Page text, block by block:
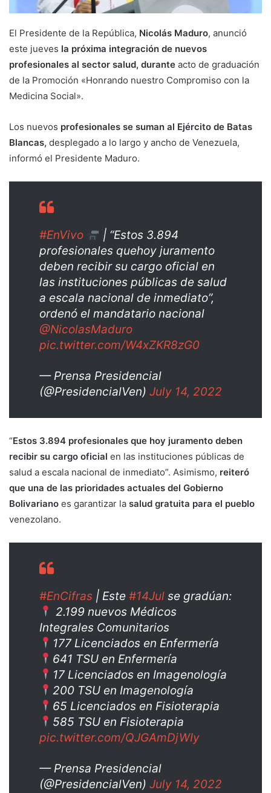
El Presidente de la República, Nicolás Maduro, anunció
este jueves la próxima integración de nuevos
profesionales al sector salud, durante acto de graduación
de la Promoción «Honrando nuestro Compromiso con la
Medicina Social».
Los nuevos profesionales se suman al Ejército de Batas
Blancas, desplegado a lo largo y ancho de Venezuela,
informó el Presidente Maduro.
#EnVivo
| “Estos 3.894
profesionales quehoy juramento
deben recibir su cargo oficial en
las instituciones públicas de salud
a escala nacional de inmediato”,
ordenó el mandatario nacional
@NicolasMaduro
pic.twitter.com/W4xZKR8zG0
— Prensa Presidencial
(@PresidencialVen) July 14, 2022
“Estos 3.894 profesionales que hoy juramento deben
recibir su cargo oficial en las instituciones públicas de
salud a escala nacional de inmediato”. Asimismo, reiteró
que una de las prioridades actuales del Gobierno
Bolivariano es garantizar la salud gratuita para el pueblo
venezolano.
#EnCifras | Este #14Jul se gradúan:
2.199 nuevos Médicos
Integrales Comunitarios
177 Licenciados en Enfermería
641 TSU en Enfermería
17 Licenciados en Imagenología
200 TSU en Imagenología
65 Licenciados en Fisioterapia
585 TSU en Fisioterapia
pic.twitter.com/QJGAmDjWIy
— Prensa Presidencial
(@PresidencialVen) July 14, 2022